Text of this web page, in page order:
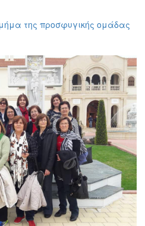
της προσφυγικής ομάδας